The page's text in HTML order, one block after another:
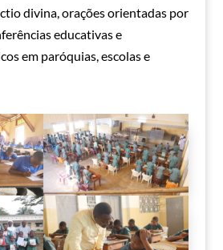
divina, orações orientadas por
educativas e
em paróquias, escolas e